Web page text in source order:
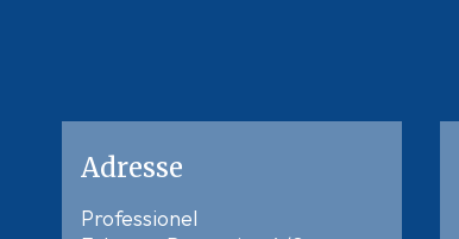
Adresse
Professionel